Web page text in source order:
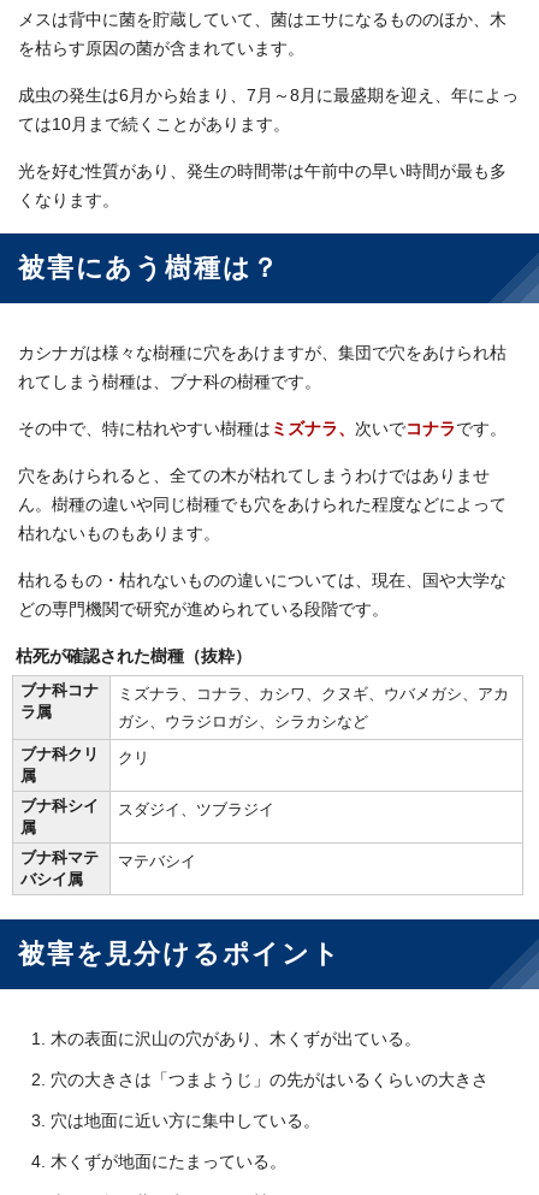
メスは背中に菌を貯蔵していて、菌はエサになるもののほか、木
を枯らす原因の菌が含まれています。
成虫の発生は6月から始まり、7月～8月に最盛期を迎え、年によっ
ては10月まで続くことがあります。
光を好む性質があり、発生の時間帯は午前中の早い時間が最も多
くなります。
被害にあう樹種は？
カシナガは様々な樹種に穴をあけますが、集団で穴をあけられ枯
れてしまう樹種は、ブナ科の樹種です。
その中で、特に枯れやすい樹種は ミズナラ、 次いでコナラです。
穴をあけられると、全ての木が枯れてしまうわけではありませ
ん。樹種の違いや同じ樹種でも穴をあけられた程度などによって
枯れないものもあります。
枯れるもの・枯れないものの違いについては、現在、国や大学な
どの専門機関で研究が進められている段階です。
枯死が確認された樹種（抜粋）
ブナ科コナ
ラ属
ミズナラ、コナラ、カシワ、クヌギ、ウバメガシ、アカ
ガシ、ウラジロガシ、シラカシなど
ブナ科クリ
属
クリ
ブナ科シイ
属
スダジイ、ツブラジイ
ブナ科マテ
バシイ属
マテバシイ
被害を見分けるポイント
木の表面に沢山の穴があり、木くずが出ている。
穴の大きさは「つまようじ」の先がはいるくらいの大きさ
穴は地面に近い方に集中している。
木くずが地面にたまっている。